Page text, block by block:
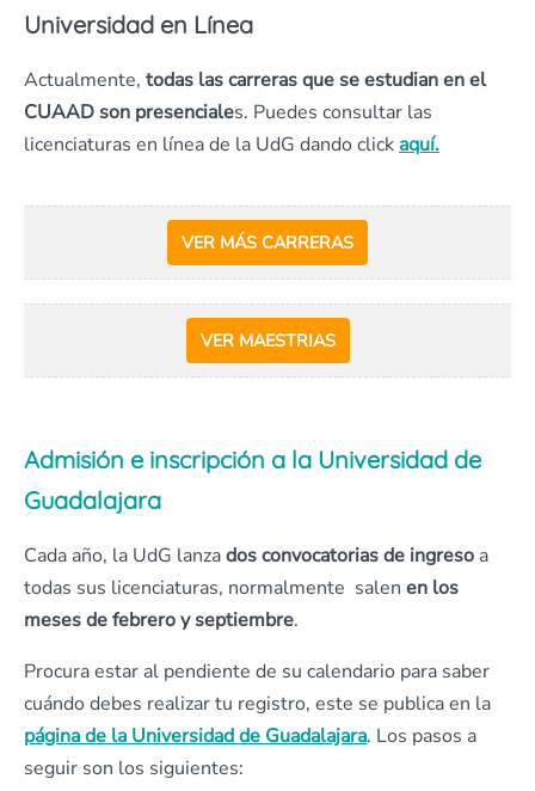
Universidad en Línea
Actualmente, todas las carreras que se estudian en el
CUAAD son presenciales. Puedes consultar las
licenciaturas en línea de la UdG dando clickaquí.
VER MÁS CARRERAS
VER MAESTRIAS
Admisión e inscripción a la Universidad de
Guadalajara
Cada año, la UdG lanzados convocatorias de ingreso a
todas sus licenciaturas, normalmente salen en los
meses de febrero y septiembre.
Procura estar al pendiente de su calendario para saber
cuándo debes realizar tu registro, este se publica en la
página de la Universidad de Guadalajara. Los pasos a
seguir son los siguientes: